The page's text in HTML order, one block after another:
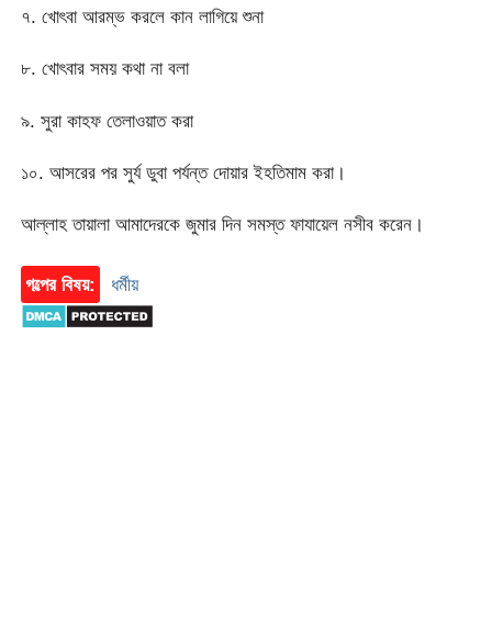
৭. খোৎবা আরম্ভ করলে কান লাগিয়ে শুনা
৮. খোৎবার সময় কথা না বলা
৯. সুরা কাহফ তেলাওয়াত করা
১০. আসরের পর সুর্য ডুবা পর্যন্ত দোয়ার ইহতিমাম করা।
আল্লাহ তায়ালা আমাদেরকে জুমার দিন সমস্ত ফাযায়েল নসীব করেন।
গল্পের বিষয়: ধর্মীয়